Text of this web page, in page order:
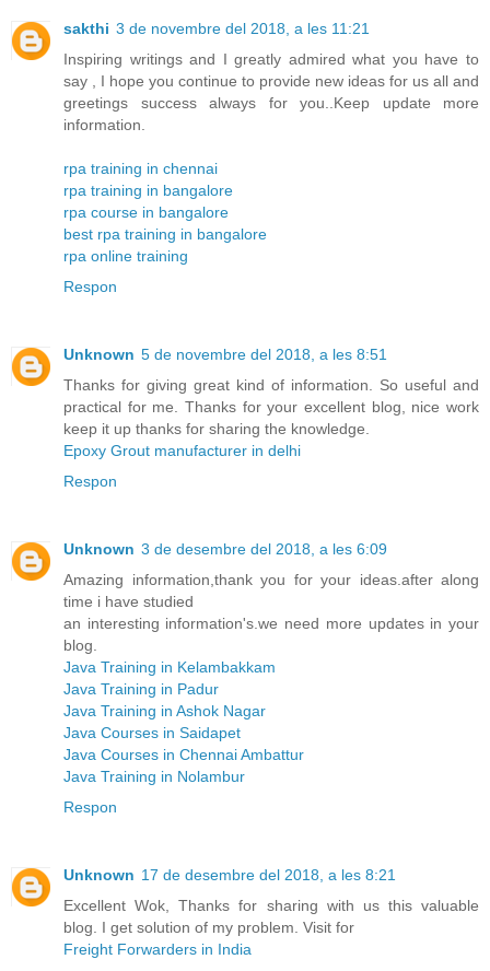
sakthi 3 de novembre del 2018, a les 11:21
Inspiring writings and I greatly admired what you have to
say , I hope you continue to provide new ideas for us all and
greetings success always for you..Keep update more
information.
rpa training in chennai
rpa training in bangalore
rpa course in bangalore
best rpa training in bangalore
rpa online training
Respon
Unknown 5 de novembre del 2018, a les 8:51
Thanks for giving great kind of information. So useful and
practical for me. Thanks for your excellent blog, nice work
keep it up thanks for sharing the knowledge.
Epoxy Grout manufacturer in delhi
Respon
Unknown 3 de desembre del 2018, a les 6:09
Amazing information,thank you for your ideas.after along
time i have studied
an interesting information's.we need more updates in your
blog.
Java Training in Kelambakkam
Java Training in Padur
Java Training in Ashok Nagar
Java Courses in Saidapet
Java Courses in Chennai Ambattur
Java Training in Nolambur
Respon
Unknown 17 de desembre del 2018, a les 8:21
Excellent Wok, Thanks for sharing with us this valuable
blog. I get solution of my problem. Visit for
Freight Forwarders in India